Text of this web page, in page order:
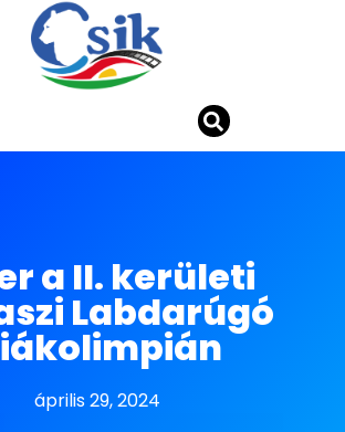
a II. kerületi
Labdarúgó
április 29, 2024